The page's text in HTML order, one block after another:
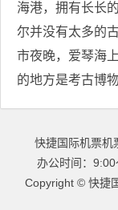
海港，拥有长长
尔并没有太多的
市夜晚，爱琴海
的地方是考古博
快捷国际机票机
办公时间：
Copyright © 快捷